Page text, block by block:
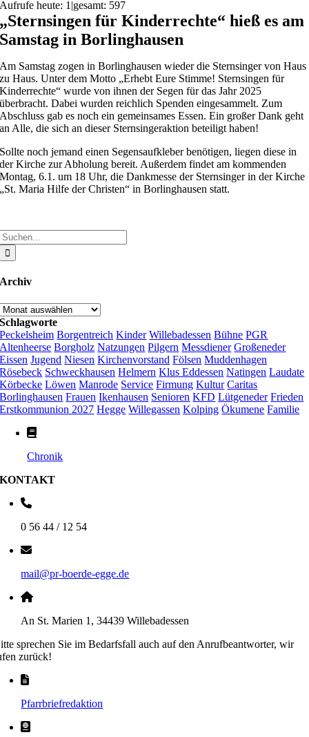
Aufrufe heute: 1 |gesamt: 597
„Sternsingen für Kinderrechte“ hieß es am
Samstag in Borlinghausen
Am Samstag zogen in Borlinghausen wieder die Sternsinger von Haus
zu Haus. Unter dem Motto „Erhebt Eure Stimme! Sternsingen für
Kinderrechte“ wurde von ihnen der Segen für das Jahr 2025
überbracht. Dabei wurden reichlich Spenden eingesammelt. Zum
Abschluss gab es noch ein gemeinsames Essen. Ein großer Dank geht
an Alle, die sich an dieser Sternsingeraktion beteiligt haben!
Sollte noch jemand einen Segensaufkleber benötigen, liegen diese in
der Kirche zur Abholung bereit. Außerdem findet am kommenden
Montag, 6.1. um 18 Uhr, die Dankmesse der Sternsinger in der Kirche
„St. Maria Hilfe der Christen“ in Borlinghausen statt.
Archiv
Schlagworte
Peckelsheim Borgentreich Kinder Willebadessen Bühne PGR
Altenheerse Borgholz Natzungen Pilgern Messdiener Großeneder
Eissen Jugend Niesen Kirchenvorstand Fölsen Muddenhagen
Rösebeck Schweckhausen Helmern Klus Eddessen Natingen Laudate
Körbecke Löwen Manrode Service Firmung Kultur Caritas
Borlinghausen Frauen Ikenhausen Senioren KFD Lütgeneder Frieden
Erstkommunion 2027 Hegge Willegassen Kolping Ökumene Familie
Chronik
KONTAKT
0 56 44 / 12 54
mail@pr-boerde-egge.de
An St. Marien 1, 34439 Willebadessen
sprechen Sie im Bedarfsfall auch auf den Anrufbeantworter, wir
zurück!
Pfarrbriefredaktion